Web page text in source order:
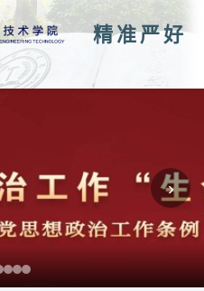
精准严好
›